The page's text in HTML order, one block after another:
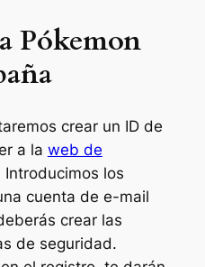
Pókemon
crear un ID de
a la web de
Introducimos los
cuenta de e-mail
crear las
de seguridad.